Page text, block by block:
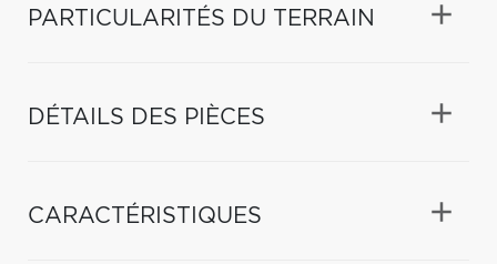
PARTICULARITÉS DU TERRAIN
DÉTAILS DES PIÈCES
CARACTÉRISTIQUES